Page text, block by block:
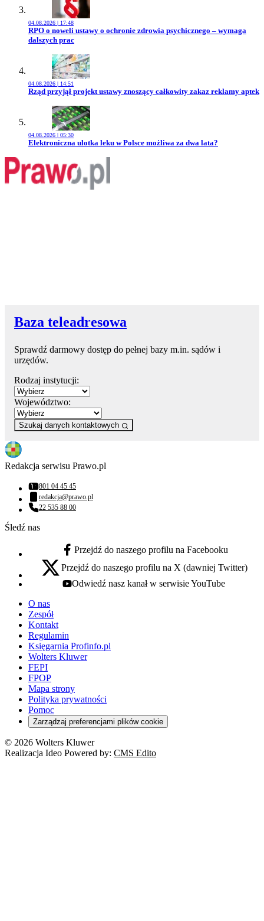
04.08.2026 | 17:48
Przejdź do artykułu:
RPO o noweli ustawy o ochronie zdrowia psychicznego – wymaga
dalszych prac
04.08.2026 | 14:51
Przejdź do artykułu:
Rząd przyjął projekt ustawy znoszący całkowity zakaz reklamy aptek
04.08.2026 | 05:30
Przejdź do artykułu:
Elektroniczna ulotka leku w Polsce możliwa za dwa lata?
Baza teleadresowa
Sprawdź darmowy dostęp do pełnej bazy m.in. sądów i
urzędów.
Rodzaj instytucji:
Województwo:
Szukaj danych kontaktowych
Redakcja serwisu Prawo.pl
Numer telefonu:
801 04 45 45
Adres email:
redakcja@prawo.pl
Numer telefonu:
22 535 88 00
Śledź nas
facebook - otwiera się w nowej karcie
Przejdź do naszego profilu na Facebooku
x - otwiera się w nowej karcie
Przejdź do naszego profilu na X (dawniej Twitter)
youtube - otwiera się w nowej karcie
Odwiedź nasz kanał w serwisie YouTube
O nas
Zespół
Kontakt
Regulamin
Księgarnia Profinfo.pl
Wolters Kluwer
FEPI
FPOP
Mapa strony
Polityka prywatności
Pomoc
Zarządzaj preferencjami plików cookie
© 2026 Wolters Kluwer
Realizacja Ideo Powered by: CMS Edito